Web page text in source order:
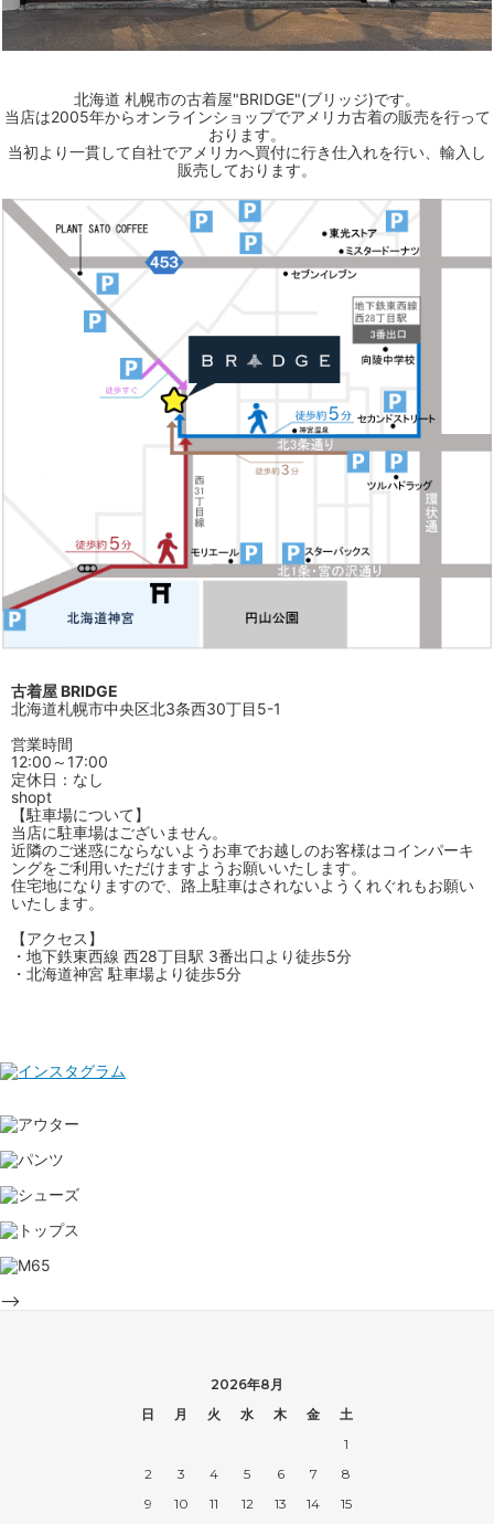
北海道 札幌市の古着屋"BRIDGE"(ブリッジ)です。
当店は2005年からオンラインショップでアメリカ古着の販売を行って
おります。
当初より一貫して自社でアメリカへ買付に行き仕入れを行い、輸入し
販売しております。
古着屋 BRIDGE
北海道札幌市中央区北3条西30丁目5-1
営業時間
12:00～17:00
定休日：なし
shopt
【駐車場について】
当店に駐車場はございません。
近隣のご迷惑にならないようお車でお越しのお客様はコインパーキ
ングをご利用いただけますようお願いいたします。
住宅地になりますので、路上駐車はされないようくれぐれもお願い
いたします。
【アクセス】
・地下鉄東西線 西28丁目駅 3番出口より徒歩5分
・北海道神宮 駐車場より徒歩5分
-->
2026年8月
日
月 火 水 木 金
土
1
2
3 4 5 6 7
8
9
10 11 12 13 14
15